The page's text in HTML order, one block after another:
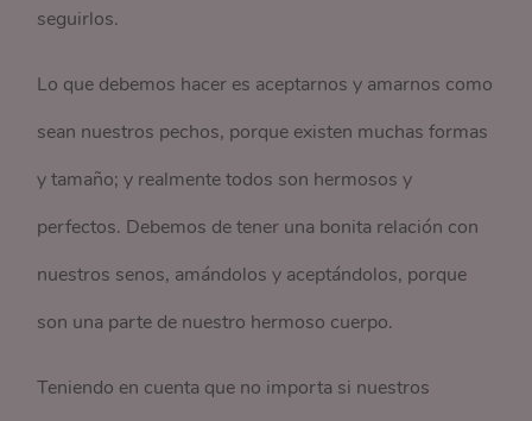
seguirlos.
Lo que debemos hacer es aceptarnos y amarnos como
sean nuestros pechos, porque existen muchas formas
y tamaño; y realmente todos son hermosos y
perfectos. Debemos de tener una bonita relación con
nuestros senos, amándolos y aceptándolos, porque
son una parte de nuestro hermoso cuerpo.
Teniendo en cuenta que no importa si nuestros